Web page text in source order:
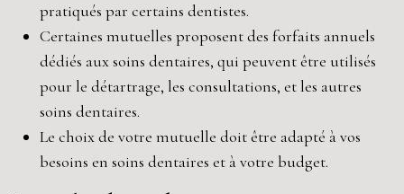
pratiqués par certains dentistes.
Certaines mutuelles proposent des forfaits annuels
dédiés aux soins dentaires, qui peuvent être utilisés
pour le détartrage, les consultations, et les autres
soins dentaires.
Le choix de votre mutuelle doit être adapté à vos
besoins en soins dentaires et à votre budget.